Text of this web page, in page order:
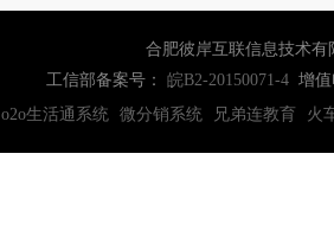
合肥彼岸互联信息技术有
工信部备案号： 皖B2-20150071-4增值
o2o生活通系统 微分销系统 兄弟连教育 火